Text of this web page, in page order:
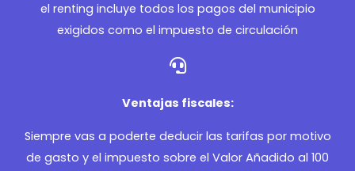
el renting incluye todos los pagos del municipio
exigidos como el impuesto de circulación
Ventajas fiscales:
Siempre vas a poderte deducir las tarifas por motivo
de gasto y el impuesto sobre el Valor Añadido al 100